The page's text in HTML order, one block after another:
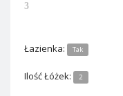
3
Łazienka: Tak
Ilość Łóżek: 2